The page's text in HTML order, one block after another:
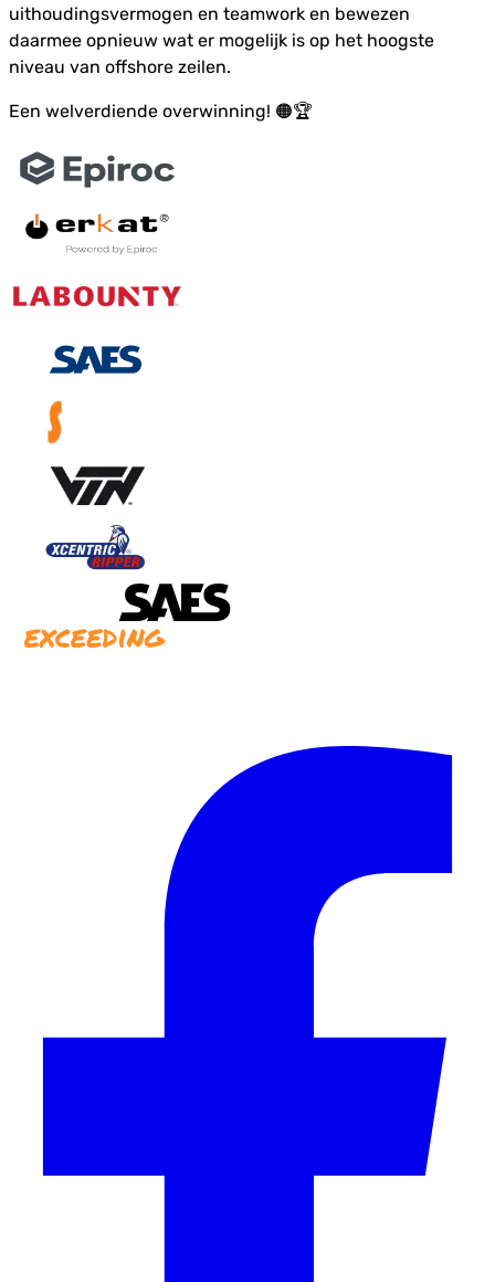
uithoudingsvermogen en teamwork en bewezen
daarmee opnieuw wat er mogelijk is op het hoogste
niveau van offshore zeilen.
Een welverdiende overwinning! 🟠🏆